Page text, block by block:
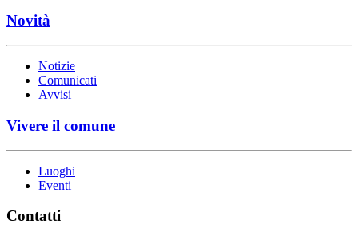
Novità
Notizie
Comunicati
Avvisi
Vivere il comune
Luoghi
Eventi
Contatti